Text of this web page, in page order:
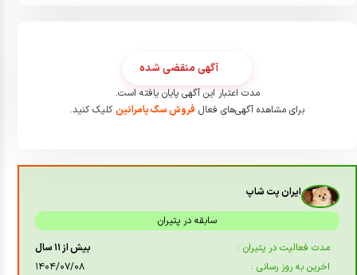
آگهی منقضی شده
مدت اعتبار این آگهی پایان یافته است.
برای مشاهده آگهی‌های فعال فروش سگ پامرانینکلیک کنید.
ایران پت شاپ
سابقه در پتیران
مدت فعالیت در پتیران :
بیش از ۱۱ سال
اخرین به روز رسانی :
۱۴۰۴/۰۷/۰۸